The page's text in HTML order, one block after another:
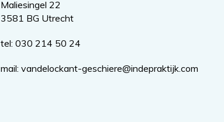
Maliesingel 22
3581 BG Utrecht
tel: 030 214 50 24
mail: vandelockant-geschiere@indepraktijk.com